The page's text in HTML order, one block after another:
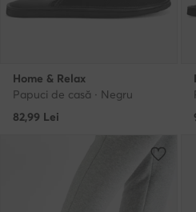
Home & Relax
Papuci de casă · Negru
82,99 Lei